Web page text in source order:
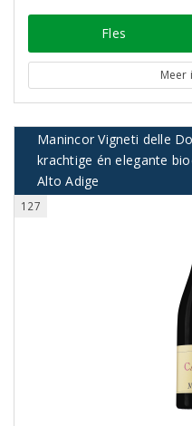
Fles
Meer
Manincor Vigneti delle
krachtige én elegante
Alto Adige
127